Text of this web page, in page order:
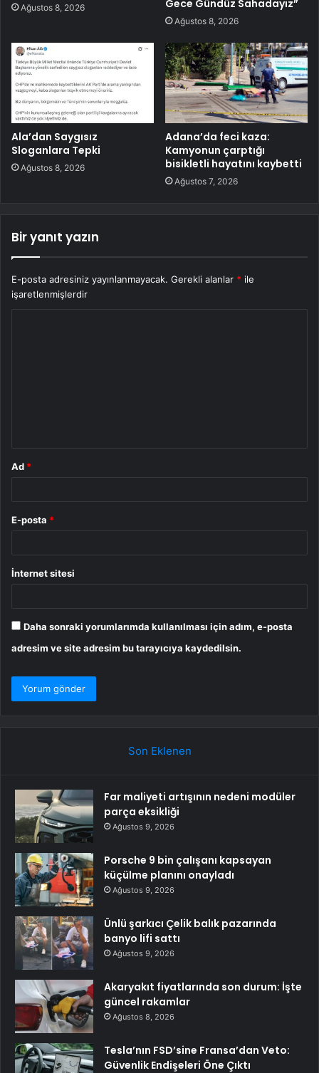
Ağustos 8, 2026 Gece Gündüz Sahadayız”
Ağustos 8, 2026
Ala’dan Saygısız
Sloganlara Tepki
Ağustos 8, 2026
Adana’da feci kaza:
Kamyonun çarptığı
bisikletli hayatını kaybetti
Ağustos 7, 2026
Bir yanıt yazın
E-posta adresiniz yayınlanmayacak. Gerekli alanlar * ile
işaretlenmişlerdir
Ad *
E-posta *
İnternet sitesi
Daha sonraki yorumlarımda kullanılması için adım, e-posta
adresim ve site adresim bu tarayıcıya kaydedilsin.
Son Eklenen
Far maliyeti artışının nedeni modüler
parça eksikliği
Ağustos 9, 2026
Porsche 9 bin çalışanı kapsayan
küçülme planını onayladı
Ağustos 9, 2026
Ünlü şarkıcı Çelik balık pazarında
banyo lifi sattı
Ağustos 9, 2026
Akaryakıt fiyatlarında son durum: İşte
güncel rakamlar
Ağustos 8, 2026
Tesla’nın FSD’sine Fransa’dan Veto:
Güvenlik Endişeleri Öne Çıktı